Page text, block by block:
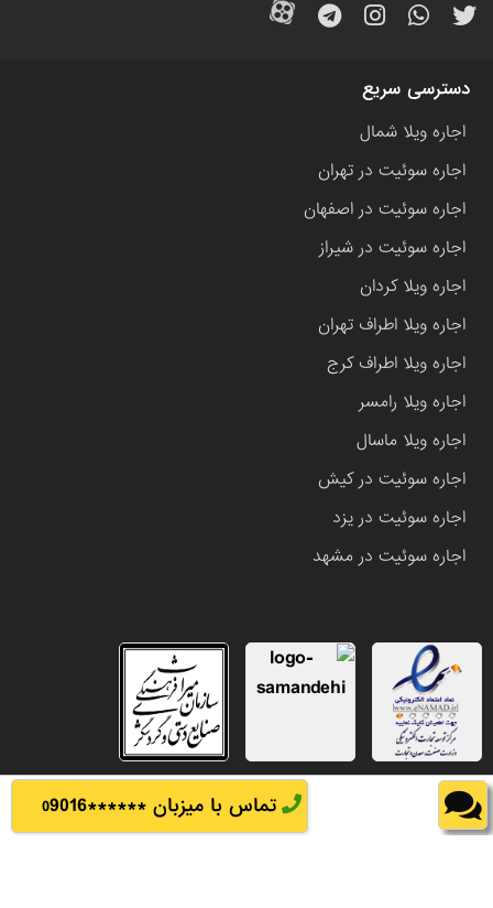
تماس با میزبان ****** 09016
دسترسی سریع
اجاره ویلا شمال
اجاره سوئیت در تهران
اجاره سوئیت در اصفهان
اجاره سوئیت در شیراز
اجاره ویلا کردان
اجاره ویلا اطراف تهران
اجاره ویلا اطراف کرج
اجاره ویلا رامسر
اجاره ویلا ماسال
اجاره سوئیت در کیش
اجاره سوئیت در یزد
اجاره سوئیت در مشهد
تمامی حقوق این وب سایت متعلق به املاک باشی می باشد.